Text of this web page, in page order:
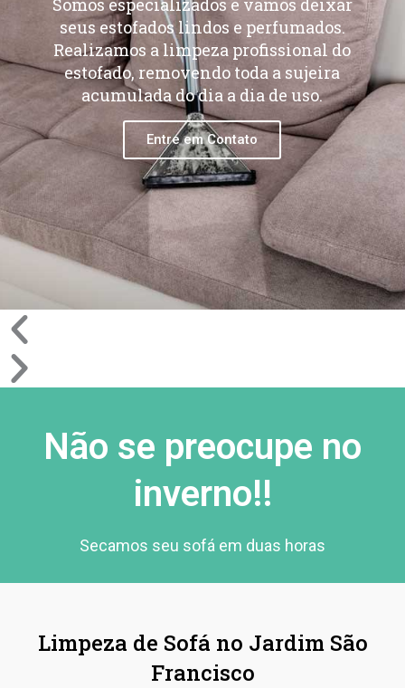
seus estofados lindos e perfumados.
Realizamos a limpeza profissional do
estofado, removendo toda a sujeira
acumulada do dia a dia de uso.
Entre em Contato
Não se preocupe no
inverno!!
Secamos seu sofá em duas horas
Limpeza de Sofá no Jardim São
Francisco